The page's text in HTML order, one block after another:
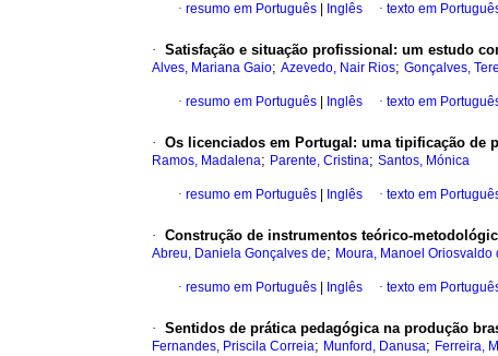
· resumo em Português Inglês · texto em
· Satisfação e situação profissional: um estudo
Alves, Mariana Gaio; Azevedo, Nair Rios; Gonçalves,
· resumo em Português Inglês · texto em
· Os licenciados em Portugal: uma tipificação de
Ramos, Madalena; Parente, Cristina; Santos, Mónica
· resumo em Português Inglês · texto em
· Construção de instrumentos teórico-
Abreu, Daniela Gonçalves de; Moura, Manoel Oriosvaldo
· resumo em Português Inglês · texto em
· Sentidos de prática pedagógica na produção
Fernandes, Priscila Correia; Munford, Danusa; Ferreira,